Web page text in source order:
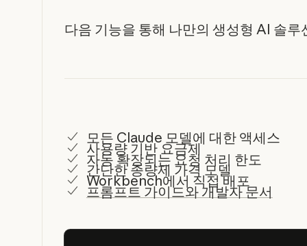
다음 기능을 통해 나만의 생성형 AI 솔루
모든 Claude 모델에 대한 액세스
사용량 기반 요금제
자동 확장되는 요청 처리 한도
간단한 종량제 가격 모델
Workbench에서 직접 배포
프롬프트 가이드와 개발자 문서